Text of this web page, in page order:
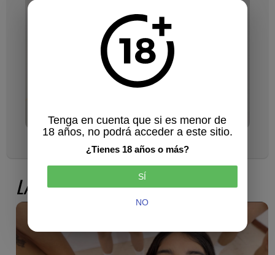
Tenga en cuenta que si es menor de
18 años, no podrá acceder a este sitio.
¿Tienes 18 años o más?
SÍ
NO
LAST VIDEOS WITH VERITO AGUAS